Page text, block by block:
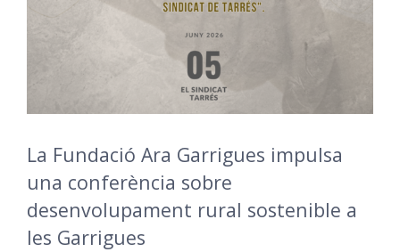
La Fundació Ara Garrigues impulsa
una conferència sobre
desenvolupament rural sostenible a
les Garrigues